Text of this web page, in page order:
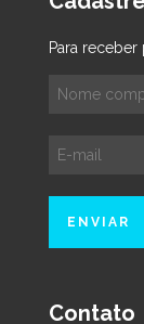
Para
Contato